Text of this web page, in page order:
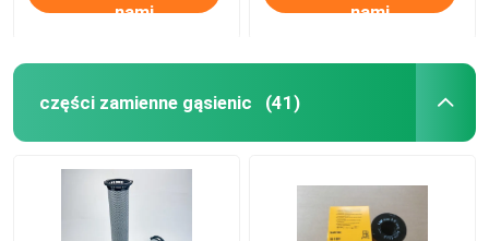
nami nami
części zamienne gąsienic (41)